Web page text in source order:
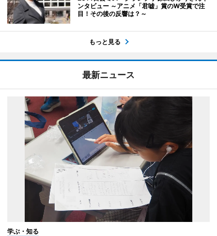
ンタビュー ～アニメ「君嘘」賞のW受賞で注
目！その後の反響は？～
もっと見る
最新ニュース
学ぶ・知る